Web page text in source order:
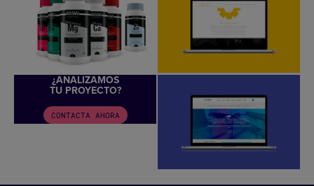
¿ANALIZAMOS
TU PROYECTO?
CONTACTA AHORA